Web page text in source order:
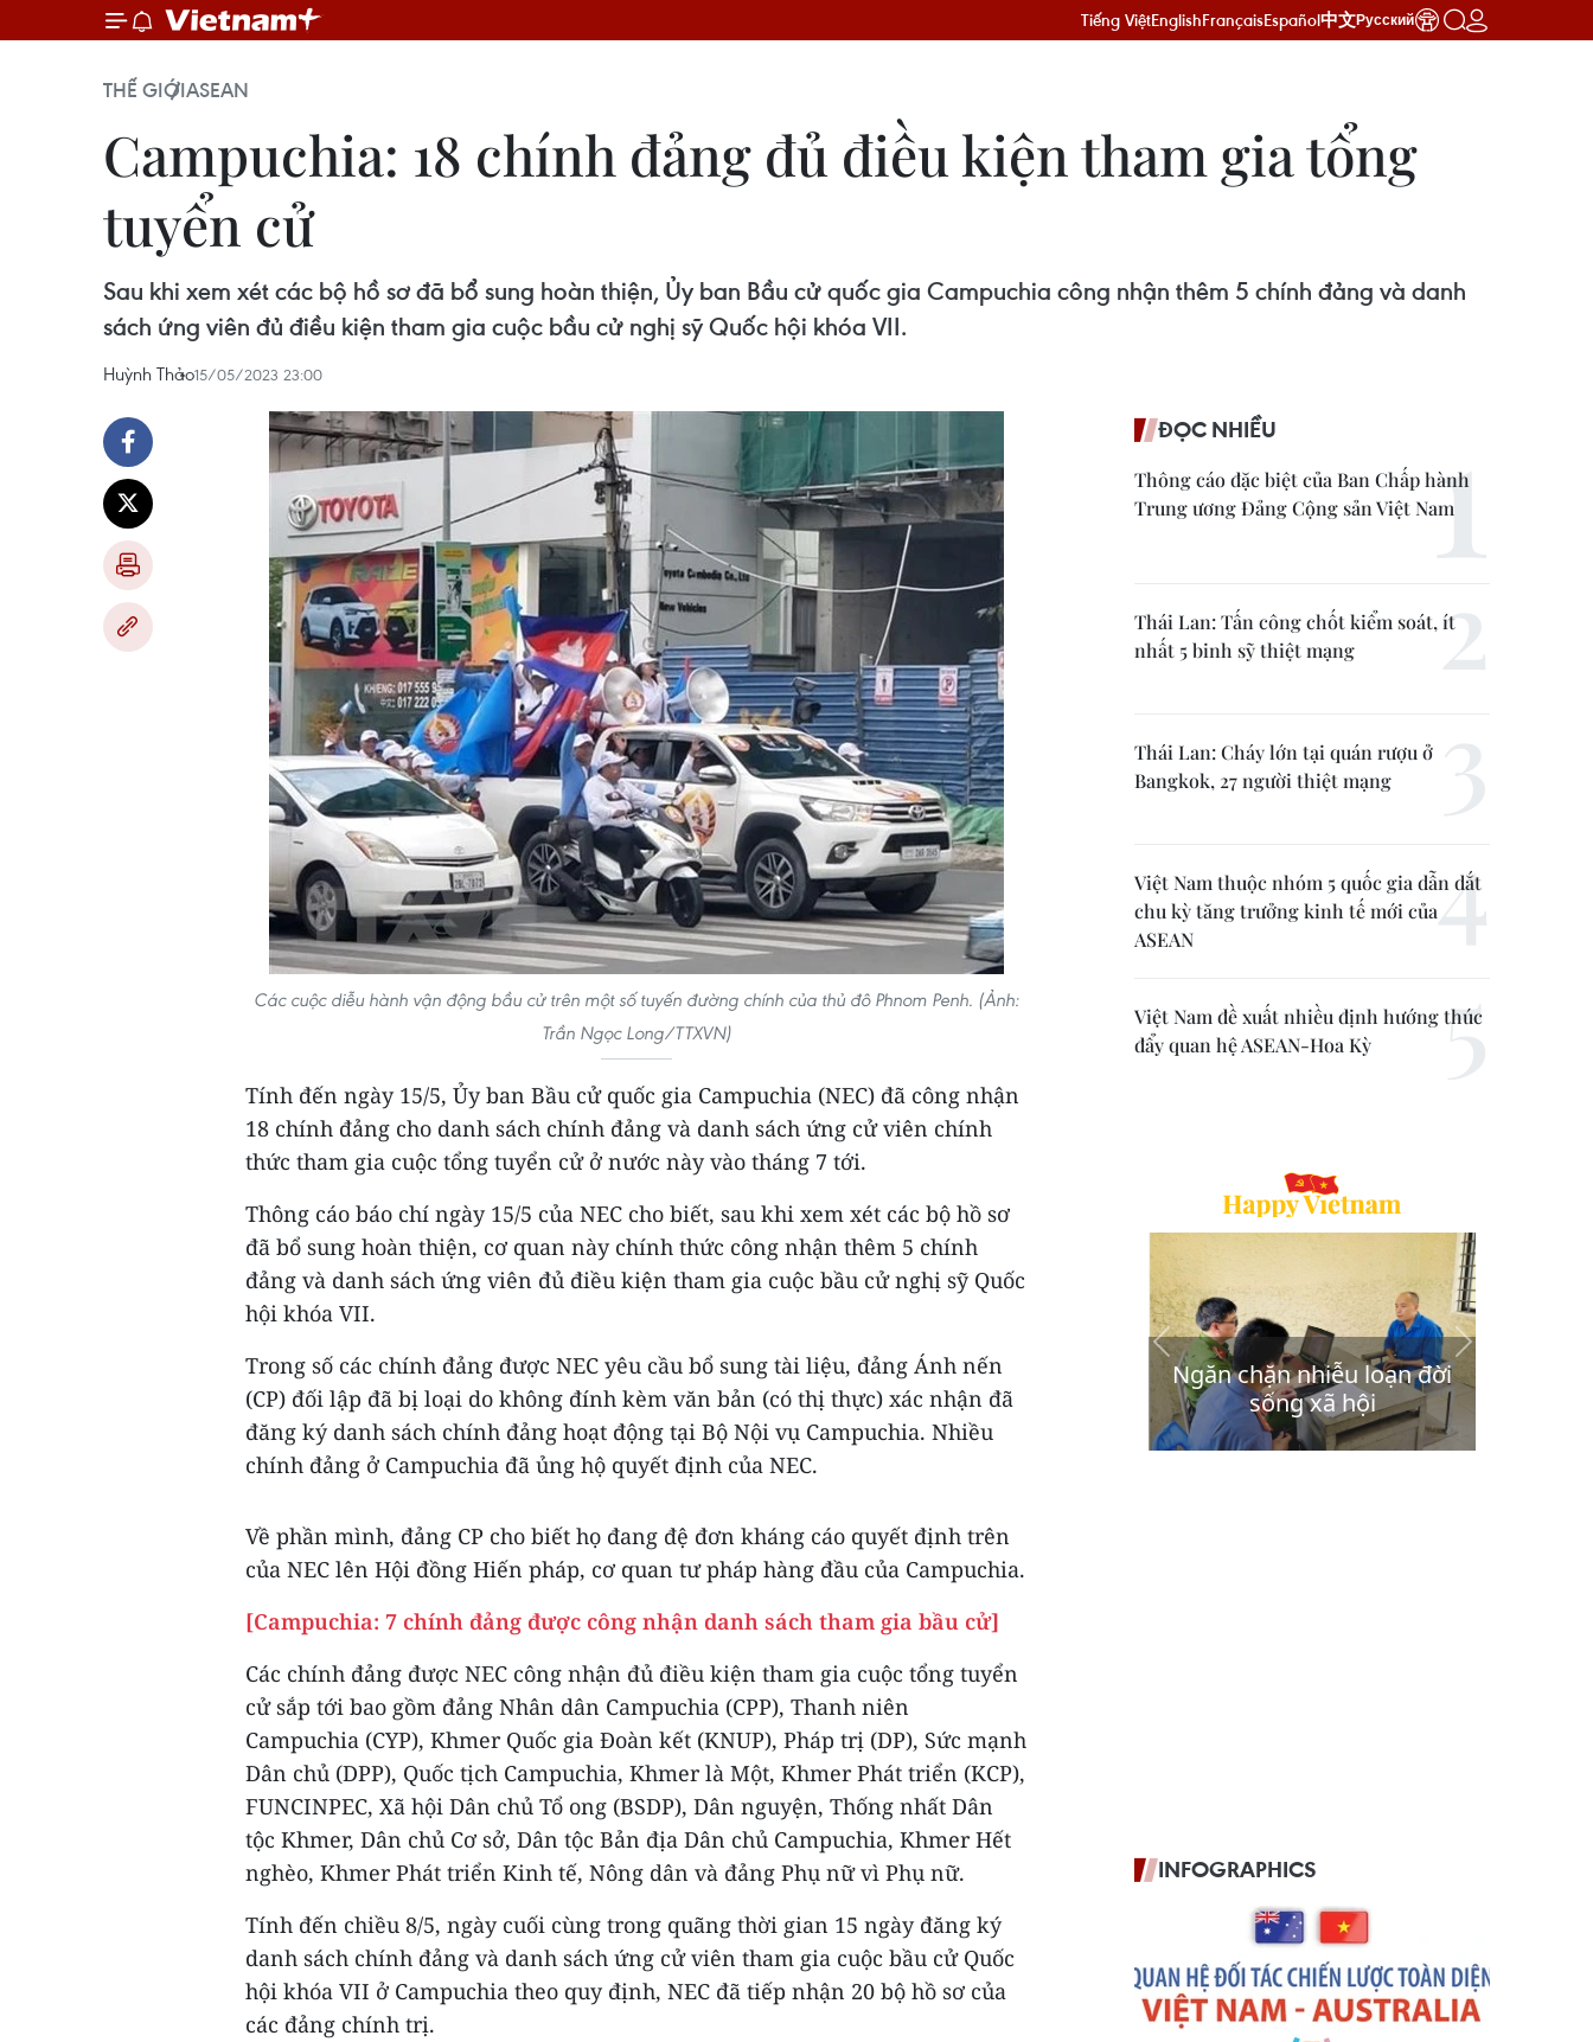
Tiếng ViệtEnglishFrançaisEspañol中文Русский
THẾ GIỚIASEAN
Campuchia: 18 chính đảng đủ điều kiện tham gia tổng
tuyển cử
Sau khi xem xét các bộ hồ sơ đã bổ sung hoàn thiện, Ủy ban Bầu cử quốc gia Campuchia công nhận thêm 5 chính đảng và danh
sách ứng viên đủ điều kiện tham gia cuộc bầu cử nghị sỹ Quốc hội khóa VII.
Huỳnh Thảo15/05/2023 23:00
Các cuộc diễu hành vận động bầu cử trên một số tuyến đường chính của thủ đô Phnom Penh. (Ảnh:
Trần Ngọc Long/TTXVN)
Tính đến ngày 15/5, Ủy ban Bầu cử quốc gia Campuchia (NEC) đã công nhận
18 chính đảng cho danh sách chính đảng và danh sách ứng cử viên chính
thức tham gia cuộc tổng tuyển cử ở nước này vào tháng 7 tới.
Thông cáo báo chí ngày 15/5 của NEC cho biết, sau khi xem xét các bộ hồ sơ
đã bổ sung hoàn thiện, cơ quan này chính thức công nhận thêm 5 chính
đảng và danh sách ứng viên đủ điều kiện tham gia cuộc bầu cử nghị sỹ Quốc
hội khóa VII.
Trong số các chính đảng được NEC yêu cầu bổ sung tài liệu, đảng Ánh nến
(CP) đối lập đã bị loại do không đính kèm văn bản (có thị thực) xác nhận đã
đăng ký danh sách chính đảng hoạt động tại Bộ Nội vụ Campuchia. Nhiều
chính đảng ở Campuchia đã ủng hộ quyết định của NEC.
Về phần mình, đảng CP cho biết họ đang đệ đơn kháng cáo quyết định trên
của NEC lên Hội đồng Hiến pháp, cơ quan tư pháp hàng đầu của Campuchia.
[Campuchia: 7 chính đảng được công nhận danh sách tham gia bầu cử]
Các chính đảng được NEC công nhận đủ điều kiện tham gia cuộc tổng tuyển
cử sắp tới bao gồm đảng Nhân dân Campuchia (CPP), Thanh niên
Campuchia (CYP), Khmer Quốc gia Đoàn kết (KNUP), Pháp trị (DP), Sức mạnh
Dân chủ (DPP), Quốc tịch Campuchia, Khmer là Một, Khmer Phát triển (KCP),
FUNCINPEC, Xã hội Dân chủ Tổ ong (BSDP), Dân nguyện, Thống nhất Dân
tộc Khmer, Dân chủ Cơ sở, Dân tộc Bản địa Dân chủ Campuchia, Khmer Hết
nghèo, Khmer Phát triển Kinh tế, Nông dân và đảng Phụ nữ vì Phụ nữ.
Tính đến chiều 8/5, ngày cuối cùng trong quãng thời gian 15 ngày đăng ký
danh sách chính đảng và danh sách ứng cử viên tham gia cuộc bầu cử Quốc
hội khóa VII ở Campuchia theo quy định, NEC đã tiếp nhận 20 bộ hồ sơ của
các đảng chính trị.
ĐỌC NHIỀU
Thông cáo đặc biệt của Ban Chấp hành
Trung ương Đảng Cộng sản Việt Nam
Thái Lan: Tấn công chốt kiểm soát, ít
nhất 5 binh sỹ thiệt mạng
Thái Lan: Cháy lớn tại quán rượu ở
Bangkok, 27 người thiệt mạng
Việt Nam thuộc nhóm 5 quốc gia dẫn dắt
chu kỳ tăng trưởng kinh tế mới của
ASEAN
Việt Nam đề xuất nhiều định hướng thúc
đẩy quan hệ ASEAN-Hoa Kỳ
INFOGRAPHICS